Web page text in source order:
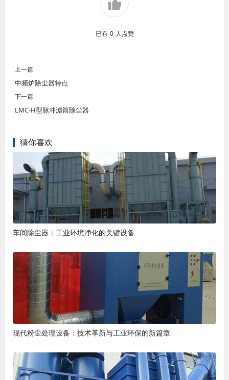
已有 0 人点赞
上一篇
中频炉除尘器特点
下一篇
LMC-H型脉冲滤筒除尘器
猜你喜欢
车间除尘器：工业环境净化的关键设备
现代粉尘处理设备：技术革新与工业环保的新篇章